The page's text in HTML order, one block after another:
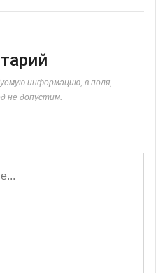
информацию, в поля,
не допустим.